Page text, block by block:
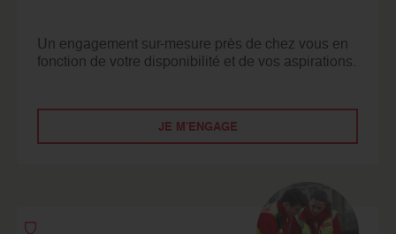
Un engagement sur-mesure près de chez vous en
fonction de votre disponibilité et de vos aspirations.
JE M'ENGAGE